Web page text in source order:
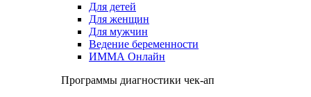
Для детей
Для женщин
Для мужчин
Ведение беременности
ИММА Онлайн
Программы диагностики чек-ап